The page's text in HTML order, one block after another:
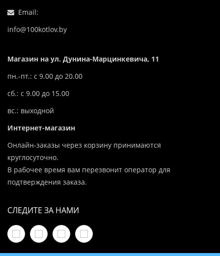
Email:
info@100kotlov.by
Магазин на ул. Дунина-Марцинкевича, 11
пн.-пт.: с 9.00 до 20.00
сб.: с 9.00 до 15.00
вс.: выходной
Интернет-магазин
Онлайн-заказы через корзину принимаются
круглосуточно.
В рабочее время вам перезвонит оператор для
подтверждения заказа.
СЛЕДИТЕ ЗА НАМИ